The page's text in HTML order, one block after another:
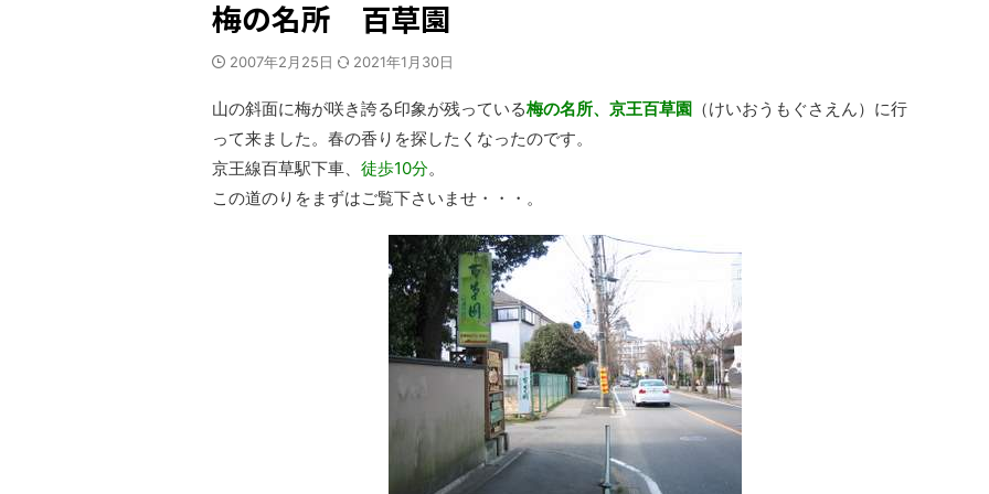
梅の名所 百草園
2007年2月25日 2021年1月30日
山の斜面に梅が咲き誇る印象が残っている梅の名所、京王百草園 （けいおうもぐさえん）に行
って来ました。春の香りを探したくなったのです。
京王線百草駅下車、 徒歩10分。
この道のりをまずはご覧下さいませ・・・。